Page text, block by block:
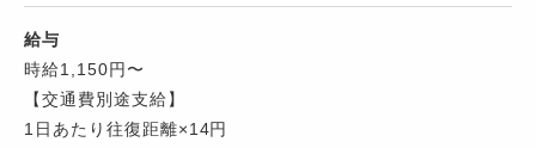
給与
時給1,150円〜
【交通費別途支給】
1日あたり往復距離×14円